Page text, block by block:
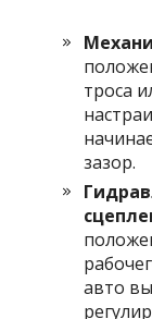
троса
зазор.
авто